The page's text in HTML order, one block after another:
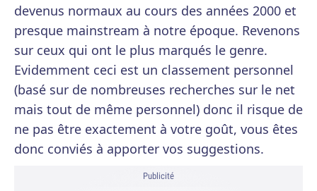
devenus normaux au cours des années 2000 et
presque mainstream à notre époque. Revenons
sur ceux qui ont le plus marqués le genre.
Evidemment ceci est un classement personnel
(basé sur de nombreuses recherches sur le net
mais tout de même personnel) donc il risque de
ne pas être exactement à votre goût, vous êtes
donc conviés à apporter vos suggestions.
Publicité